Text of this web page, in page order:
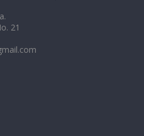
21